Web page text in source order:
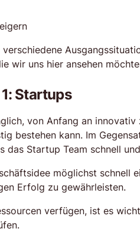
wir uns hier ansehen
Startups
von Anfang an
bestehen kann. Im
das Startup Team schnell
möglichst schnell
Erfolg zu gewährleisten.
verfügen, ist es